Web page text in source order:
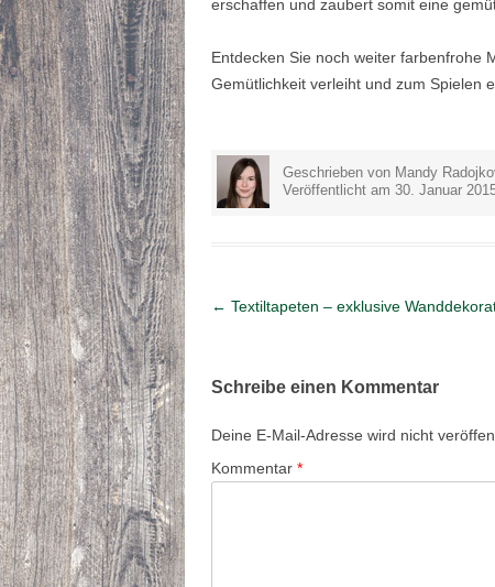
erschaffen und zaubert somit eine
Entdecken Sie noch weiter farbenfrohe
Gemütlichkeit verleiht und zum Spielen
Geschrieben von Mandy
Veröffentlicht am 30. Januar
Artikel-Navigation
← Textiltapeten – exklusive
Schreibe einen Kommentar
Deine E-Mail-Adresse wird nicht
Kommentar *